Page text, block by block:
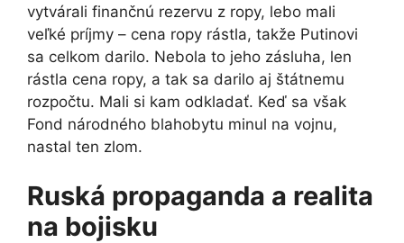
vytvárali finančnú rezervu z ropy, lebo mali
veľké príjmy – cena ropy rástla, takže Putinovi
sa celkom darilo. Nebola to jeho zásluha, len
rástla cena ropy, a tak sa darilo aj štátnemu
rozpočtu. Mali si kam odkladať. Keď sa však
Fond národného blahobytu minul na vojnu,
nastal ten zlom.
Ruská propaganda a realita
na bojisku